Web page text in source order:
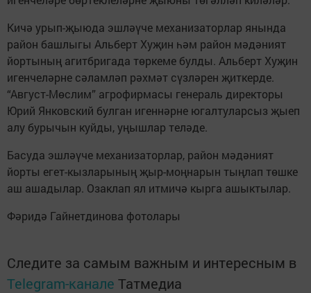
Кичә урып-җыюда эшләүче механизаторлар янында
район башлыгы Альберт Хуҗин һәм район мәдәният
йортының агитбригада төркеме булды. Альберт Хуҗин
игенчеләрне сәламләп рәхмәт сүзләрен җиткерде.
“Август-Мөслим” агрофирмасы генераль директоры
Юрий Янковский булган игеннәрне югалтуларсыз җыеп
алу бурычын куйды, уңышлар теләде.
Басуда эшләүче механизаторлар, район мәдәният
йорты егет-кызларының җыр-моңнарын тыңлап төшке
аш ашадылар. Озаклап ял итмичә кырга ашыктылар.
Фәридә Гайнетдинова фотолары
Следите за самым важным и интересным в
Telegram-канале Татмедиа